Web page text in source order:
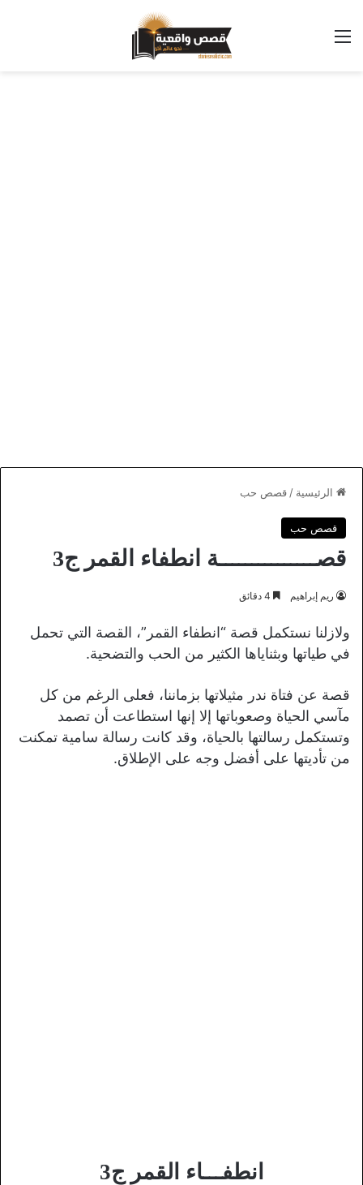
القائمة
الرئيسية / قصص حب
قصص حب
قصـــــــــــــــة انطفاء القمر ج3
ريم إبراهيم
ولازلنا نستكمل قصة “انطفاء القمر”، القصة التي تحمل
في طياتها وبثناياها الكثير من الحب والتضحية.
قصة عن فتاة ندر مثيلاتها بزماننا، فعلى الرغم من كل
مآسي الحياة وصعوباتها إلا إنها استطاعت أن تصمد
وتستكمل رسالتها بالحياة، وقد كانت رسالة سامية تمكنت
من تأديتها على أفضل وجه على الإطلاق.
انطفـــاء القمر ج3